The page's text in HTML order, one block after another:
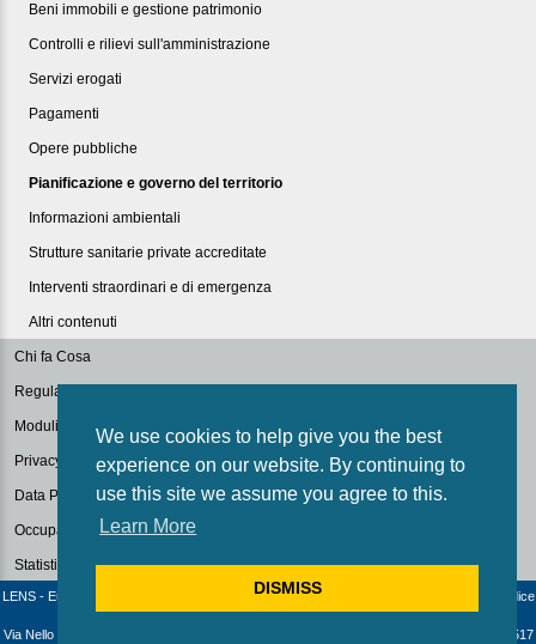
We use cookies to help give you the best
experience on our website. By continuing to
use this site we assume you agree to this.
Learn More
DISMISS
Beni immobili e gestione patrimonio
Controlli e rilievi sull'amministrazione
Servizi erogati
Pagamenti
Opere pubbliche
Pianificazione e governo del territorio
Informazioni ambientali
Strutture sanitarie private accreditate
Interventi straordinari e di emergenza
Altri contenuti
Chi fa Cosa
Regulations
Modulistica
Privacy Policy
Data Protection
Occupazione Aule
Statistiche
LENS - European Laboratory for Non-Linear Spectroscopy / University of Florence - Codice
fiscale e Partita IVA: 04406040487
Via Nello Carrara 1 - 50019 Sesto Fiorentino (Firenze) - Italia | Telephone: +39 055 4572517